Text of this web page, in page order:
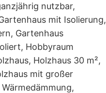
nutzbar,
mit Isolierung,
, Gartenhaus
, Hobbyraum
, Holzhaus 30 m²,
mit großer
,